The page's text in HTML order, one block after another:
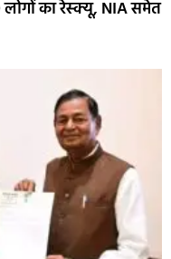
लोगों का रेस्क्यू, NIA समेत